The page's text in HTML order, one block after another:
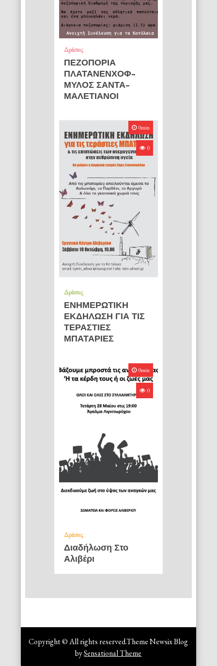
Δράσεις
ΠΕΖΟΠΟΡΙΑ
ΠΛΑΤΑΝΕΝΧΟΦ-
ΜΥΛΟΣ ΣΑΝΤΑ-
ΜΑΛΕΤΙΑΝΟΙ
0min
0
Δράσεις
ΕΝΗΜΕΡΩΤΙΚΗ
ΕΚΔΗΛΩΣΗ ΓΙΑ ΤΙΣ
ΤΕΡΑΣΤΙΕΣ
ΜΠΑΤΑΡΙΕΣ
0min
0
Δράσεις
Διαδήλωση Στο
Αλιβέρι
Copyright © All rights reserved.Theme Newsix Blog
bySensational Theme